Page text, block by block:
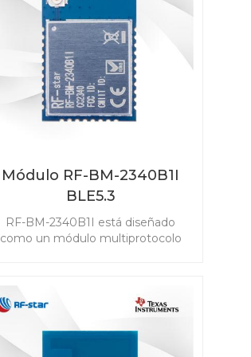
amplia gama de escenarios.
Módulo RF-BM-2340B1I
BLE5.3
RF-BM-2340B1I está diseñado
como un módulo multiprotocolo
con Bluetooth 5.3 Low Energy,
ZigBee 3.0, SimpleLinkTM TI 15.4-
stack y sistema propietario.